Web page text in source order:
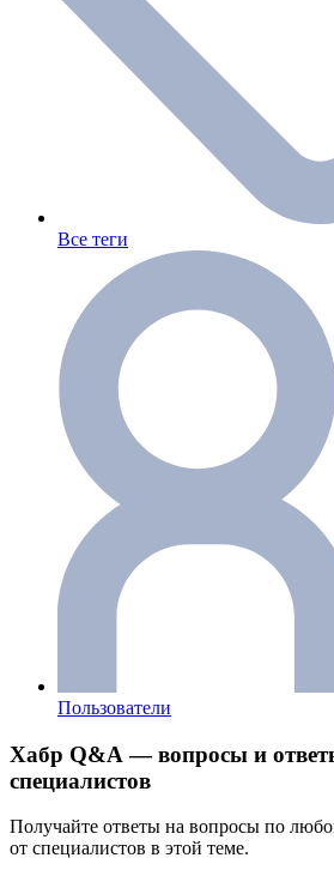
Все теги
Пользователи
Хабр Q&A — вопросы и
специалистов
Получайте ответы на вопросы по
от специалистов в этой теме.